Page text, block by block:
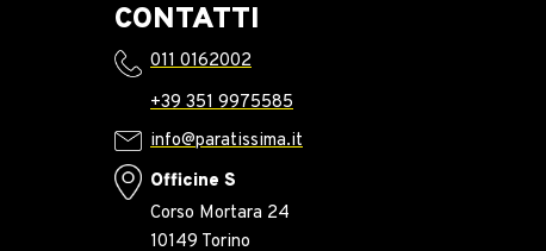
CONTATTI
011 0162002
+39 351 9975585
info@paratissima.it
Officine S
Corso Mortara 24
10149 Torino